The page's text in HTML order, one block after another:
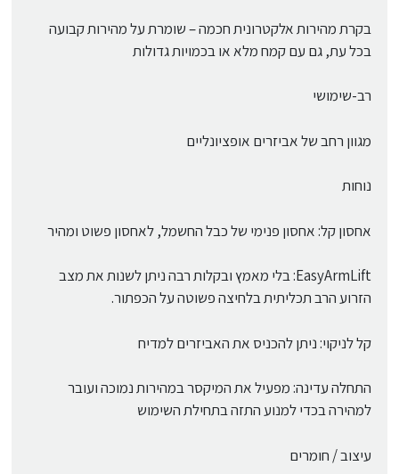
בקרת מהירות אלקטרונית חכמה – שומרת על מהירות קבועה
בכל עת, גם עם קמח מלא או בכמויות גדולות
רב-שימושי
מגוון רחב של אביזרים אופציונליים
נוחות
אחסון קל: אחסון פנימי של כבל החשמל, לאחסון פשוט ומהיר
EasyArmLift: בלי מאמץ ובקלות רבה ניתן לשנות את מצב
הזרוע הרב תכליתית בלחיצה פשוטה על הכפתור.
קל לניקוי: ניתן להכניס את האביזרים למדיח
התחלה עדינה: מפעיל את המיקסר במהירות נמוכה ועובר
למהירה בכדי למנוע התזה בתחילת השימוש
עיצוב / חומרים